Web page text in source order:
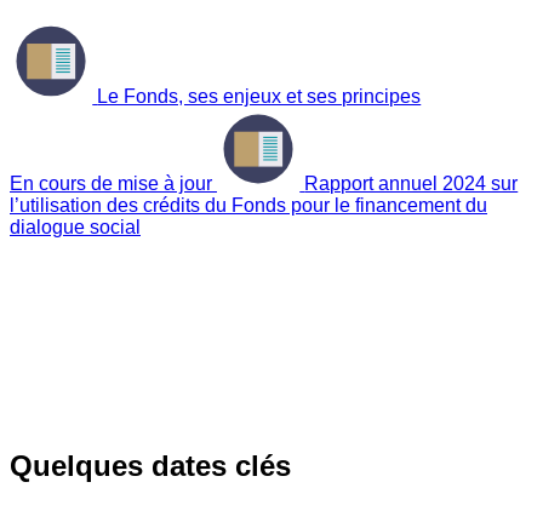
Le Fonds, ses enjeux et ses principes
En cours de mise à jour
Rapport annuel 2024 sur
l’utilisation des crédits du Fonds pour le financement du
dialogue social
Quelques dates clés